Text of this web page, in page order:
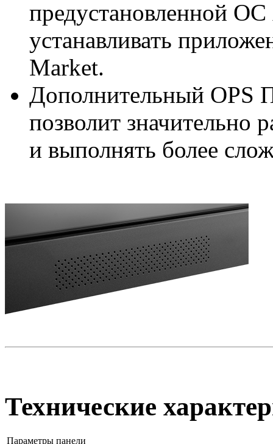
предустановленной ОС
устанавливать
Market.
Дополнительный OPS
позволит значительно
и выполнять более
Технические
Параметры панели